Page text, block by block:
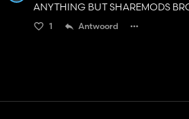
ANYTHING BUT SHAREMODS
1 Antwoord